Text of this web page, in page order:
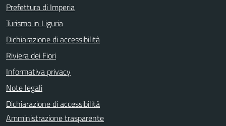
Prefettura di Imperia
Turismo in Liguria
Dichiarazione di accessibilità
Riviera dei Fiori
Informativa privacy
Note legali
Dichiarazione di accessibilità
Amministrazione trasparente